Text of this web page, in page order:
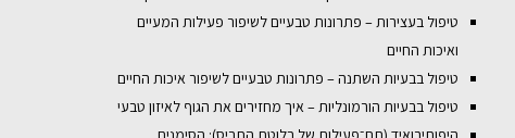
טיפול בעצירות – פתרונות טבעיים לשיפור פעילות המעיים
ואיכות החיים
טיפול בבעיות השתנה – פתרונות טבעיים לשיפור איכות החיים
טיפול בבעיות הורמונליות – איך מחזירים את הגוף לאיזון טבעי